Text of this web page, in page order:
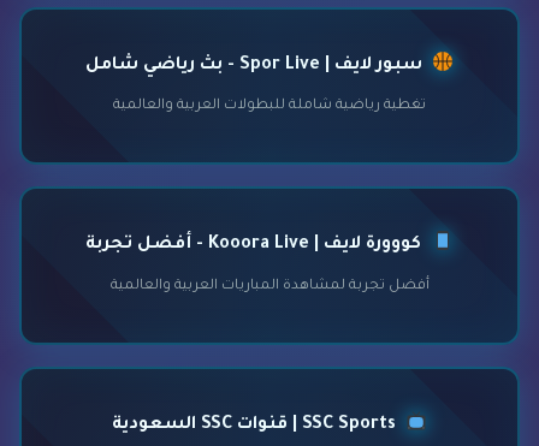
سبور لايف | Spor Live - بث رياضي شامل
تغطية رياضية شاملة للبطولات العربية والعالمية
كووورة لايف | Kooora Live - أفضل تجربة
أفضل تجربة لمشاهدة المباريات العربية والعالمية